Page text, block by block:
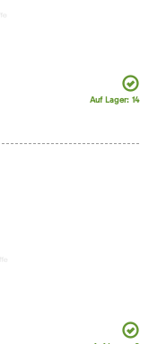
Auf Lager: 14